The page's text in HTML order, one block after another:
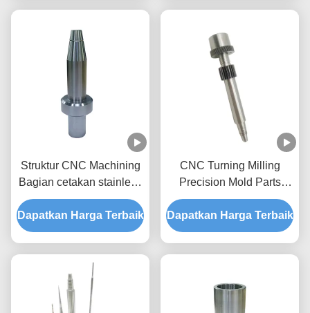
Struktur CNC Machining
Bagian cetakan stainless
steel cetakan
Dapatkan Harga Terbaik
CNC Turning Milling
Precision Mold Parts
Layanan
Dapatkan Harga Terbaik